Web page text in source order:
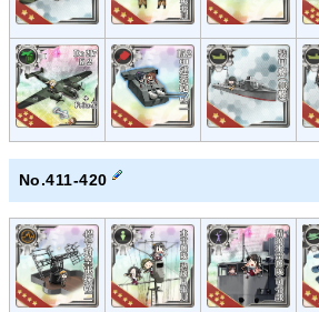
No.411-420